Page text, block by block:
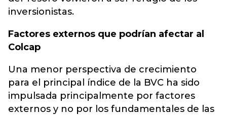
inversionistas.
Factores externos que podrían afectar al
Colcap
Una menor perspectiva de crecimiento
para el principal índice de la BVC ha sido
impulsada principalmente por factores
externos y no por los fundamentales de las